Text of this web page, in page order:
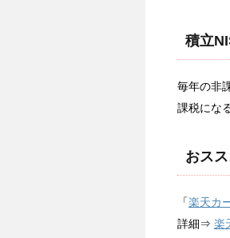
積立
毎年の非
課税にな
おス
「楽天カ
詳細⇒ 楽